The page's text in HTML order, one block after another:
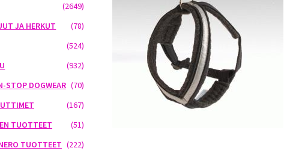
(2649)
JA HERKUT
(78)
(524)
(932)
STOP DOGWEAR (70)
(167)
TUOTTEET
(51)
TUOTTEET (222)